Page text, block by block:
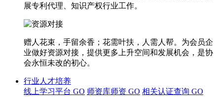
展专利代理、知识产权行业工作。
赠人花束，手留余香；花需叶扶，人需人帮。为会员企
业做好资源对接，提供更多上升空间和发展机会，是协
会永恒未改的初心。
行业人才培养
线上学习平台 GO 师资库师资 GO 相关认证查询 GO